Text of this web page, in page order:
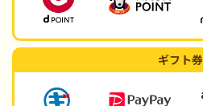
ギフト券